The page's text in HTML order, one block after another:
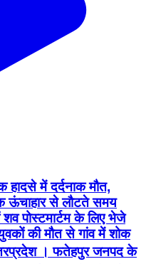
हादसे में दर्दनाक मौत,
ऊंचाहार से लौटते समय
शव पोस्टमार्टम के लिए भेजे
की मौत से गांव में शोक
। फतेहपुर जनपद के